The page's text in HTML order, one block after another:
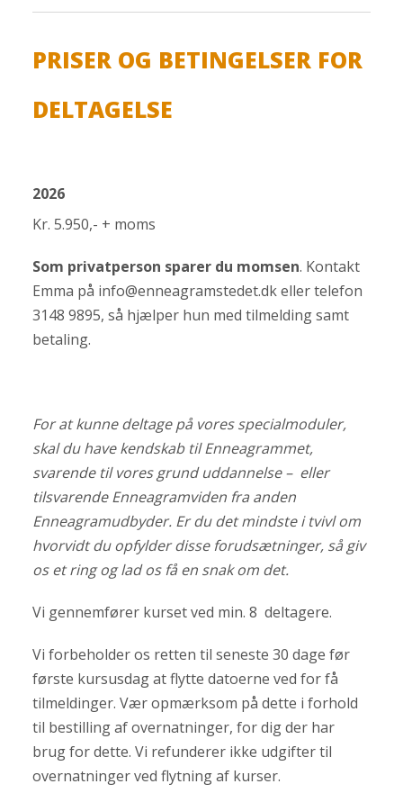
PRISER OG BETINGELSER FOR
DELTAGELSE
2026
Kr. 5.950,- + moms
Som privatperson sparer du momsen. Kontakt
Emma på info@enneagramstedet.dkeller telefon
3148 9895, så hjælper hun med tilmelding samt
betaling.
For at kunne deltage på vores specialmoduler,
skal du have kendskab til Enneagrammet,
svarende til vores grund uddannelse – eller
tilsvarende Enneagramviden fra anden
Enneagramudbyder. Er du det mindste i tvivl om
hvorvidt du opfylder disse forudsætninger, så giv
os et ring og lad os få en snak om det.
Vi gennemfører kurset ved min. 8 deltagere.
Vi forbeholder os retten til seneste 30 dage før
første kursusdag at flytte datoerne ved for få
tilmeldinger. Vær opmærksom på dette i forhold
til bestilling af overnatninger, for dig der har
brug for dette. Vi refunderer ikke udgifter til
overnatninger ved flytning af kurser.